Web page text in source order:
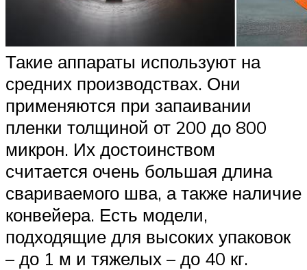
Такие аппараты используют на
средних производствах. Они
применяются при запаивании
пленки толщиной от 200 до 800
микрон. Их достоинством
считается очень большая длина
свариваемого шва, а также наличие
конвейера. Есть модели,
подходящие для высоких упаковок
– до 1 м и тяжелых – до 40 кг.